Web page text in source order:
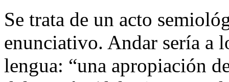
Se trata de un acto
enunciativo. Andar sería a
lengua: “una apropiación